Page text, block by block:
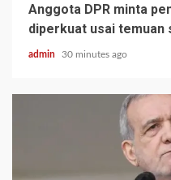
Anggota DPR minta
diperkuat usai temuan
admin 30 minutes ago